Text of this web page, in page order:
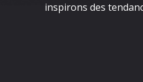
inspirons des